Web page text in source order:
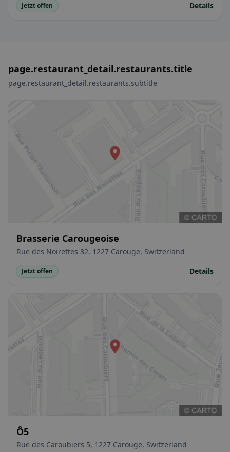
Jetzt offen Details
page.restaurant_detail.restaurants.title
page.restaurant_detail.restaurants.subtitle
Brasserie Carougeoise
Rue des Noirettes 32, 1227 Carouge, Switzerland
Jetzt offen Details
Ô5
Rue des Caroubiers 5, 1227 Carouge, Switzerland